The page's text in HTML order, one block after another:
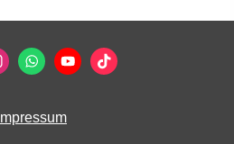
Impressum